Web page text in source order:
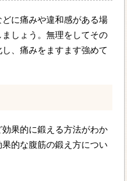
に痛みや違和感がある場
しょう。無理をしてその
、痛みをますます強めて
果的に鍛える方法がわか
的な腹筋の鍛え方につい